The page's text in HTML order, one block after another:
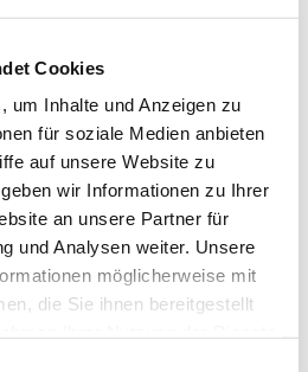
Cookies
um Inhalte und Anzeigen zu
für soziale Medien anbieten
auf unsere Website zu
wir Informationen zu Ihrer
an unsere Partner für
und Analysen weiter. Unsere
möglicherweise mit
die Sie ihnen bereitgestellt